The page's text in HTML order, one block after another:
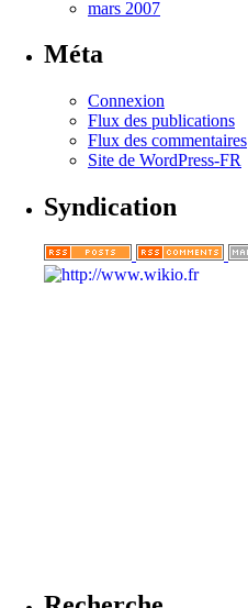
mars 2007
Méta
Connexion
Flux des publications
Flux des commentaires
Site de WordPress-FR
Syndication